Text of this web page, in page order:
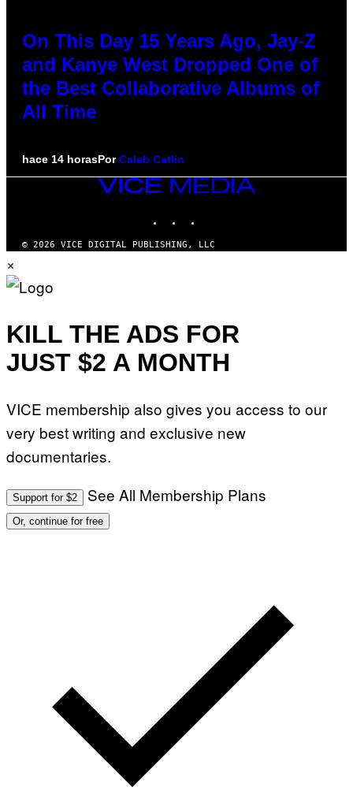
On This Day 15 Years Ago, Jay-Z
and Kanye West Dropped One of
the Best Collaborative Albums of
All Time
hace 14 horasPorCaleb Catlin
VICE
MEDIA
© 2026 VICE DIGITAL PUBLISHING, LLC
×
KILL THE ADS FOR
JUST $2 A MONTH
VICE membership also gives you access to our
very best writing and exclusive new
documentaries.
Support for $2 See All Membership Plans
Or, continue for free